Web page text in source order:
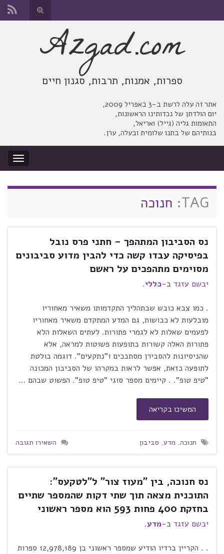
החלף
טופס
אתר זה עלה לרשת ב-3 באפריל 2009,
יום הולדתן של נכדותינו הראשונות,
התאומות גליה (גייל) ואריאל,
בנותיהם של בתנו שלומית ובעלה, ערן.
החלף
ניווט
Azgad.com
ספרות, אמנות, תרבות, סגנון חיים
TAG: חנוכה
נס הסביבון המתהפך – חתני פרס נובל
בפיסיקה עבדו קשה כדי להבין מדוע סביבונים
מסוימים מתהפכים על ראשם
יבשם עזגד ב-כללי.
. כמו צבא כובש שבתהליך התקדמותו משאיר מאחוריו
מובלעות לא כבושות, גם המדע המתקדם משאיר מאחוריו
לפעמים שאלות לא לגמרי פתורות. לעתים השאלות הלא
פתורות האלה קשורות בתופעות פשוטות למראה, אלא
שהניסיונות להסבירן מסתבכים ו"נתקעים". דוגמה בולטת
לתופעה כזאת, אפשר לראות במקרהו של הסביבון המכונה
"טיפ טופ". . קיימים מספר סוגי "טיפ טופ". הפשוט שבהם …
המשיכו בקריאה
חנוכה, מדע, סביבון השאירו תגובה
נס חנוכה, בין "מעוז צור" ל"לטקעס":
התוכנית מצאה תוך שתי דקות שהמספר שתיים
בחזקת 400 פחות 593 הוא מספר ראשוני
יבשם עזגד ב-מדע.
. . הקריין ברדיו הודיע שמספר ראשוני בן 12,978,189 ספרות